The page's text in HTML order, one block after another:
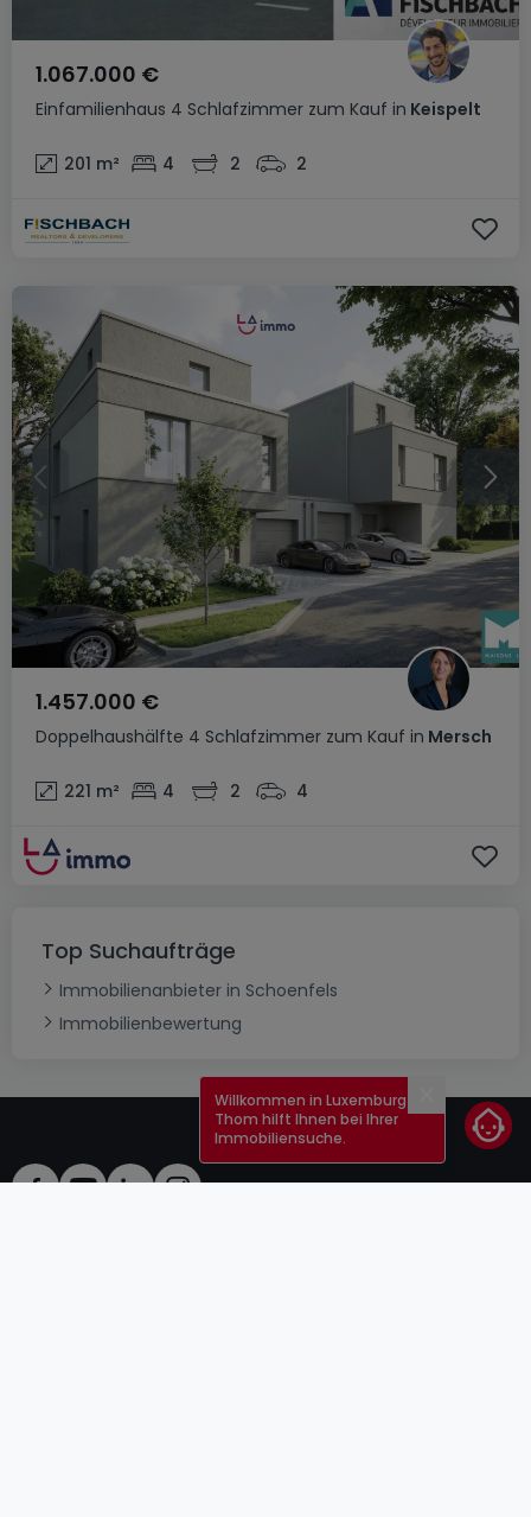
Einfamilienhaus 4 Schlafzimmer zum Kauf in Keispelt
1.067.000 €
201 m² 4 2 2
Doppelhaushälfte 4 Schlafzimmer zum Kauf in Mersch
1.457.000 €
221 m² 4 2 4
Top Suchaufträge
Immobilienanbieter in Schoenfels
Immobilienbewertung
Schließen
Willkommen in Luxemburg!
Thom hilft Ihnen bei Ihrer
Immobiliensuche.